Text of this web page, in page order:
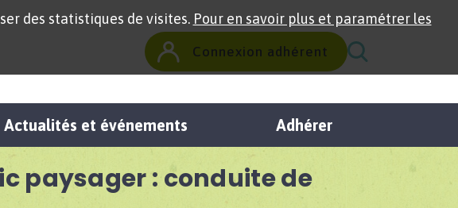
des statistiques de visites. Pour en savoir plus et paramétrer les
Connexion adhérent
Actualités et événements Adhérer
paysager : conduite de